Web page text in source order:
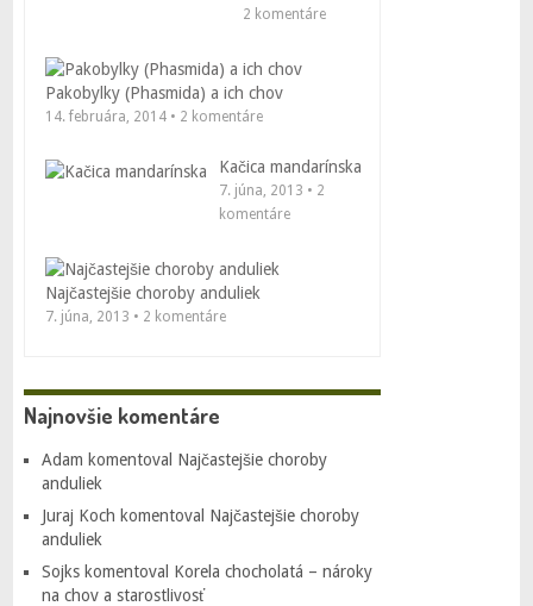
2 komentáre
Pakobylky (Phasmida) a ich chov
14. februára, 2014 • 2 komentáre
Kačica mandarínska
7. júna, 2013 • 2
komentáre
Najčastejšie choroby anduliek
7. júna, 2013 • 2 komentáre
Najnovšie komentáre
Adam komentoval Najčastejšie choroby
anduliek
Juraj Koch komentoval Najčastejšie choroby
anduliek
Sojkskomentoval Korela chocholatá – nároky
na chov a starostlivosť